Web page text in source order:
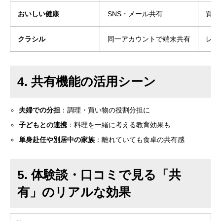
おいしい健康 SNS・メール共有 買
クラシル 同一アカウントで端末共有 レ
4. 共有機能の活用シーン
夫婦での分担 ：調理・買い物の役割分担に
子どもとの連携 ：料理を一緒に考える教育効果も
単身赴任や別居中の家族 ：離れていても食卓の共有感
5. 体験談・口コミで見る「共
有」のリアルな効果